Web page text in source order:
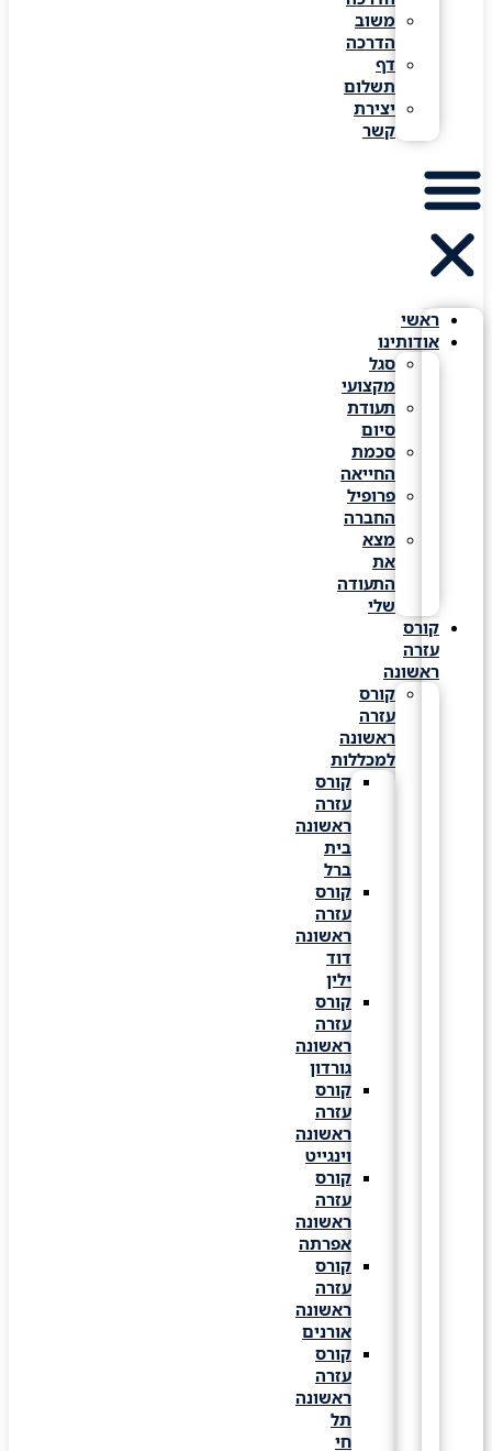
משוב
הדרכה
דף
תשלום
יצירת
ראשי
אודותינו
סגל
מקצועי
תעודת
סכמת
החייאה
פרופיל
החברה
מצא
התעודה
קורס
עזרה
ראשונה
קורס
עזרה
ראשונה
למכללות
קורס
עזרה
ראשונה
קורס
עזרה
ראשונה
קורס
עזרה
ראשונה
גורדון
קורס
עזרה
ראשונה
וינגייט
קורס
עזרה
ראשונה
אפרתה
קורס
עזרה
ראשונה
אורנים
קורס
עזרה
ראשונה